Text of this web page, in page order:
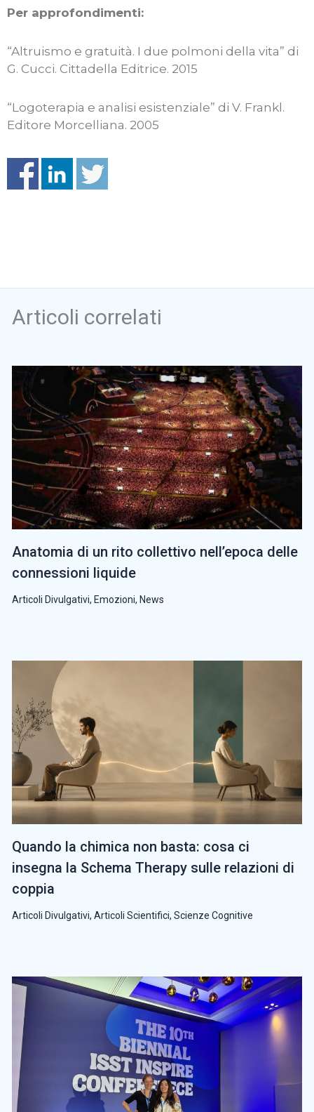
Per approfondimenti:
“Altruismo e gratuità. I due polmoni della vita” di
G. Cucci. Cittadella Editrice. 2015
“Logoterapia e analisi esistenziale” di V. Frankl.
Editore Morcelliana. 2005
Articoli correlati
Anatomia di un rito collettivo nell’epoca delle
connessioni liquide
Articoli Divulgativi, Emozioni, News
Quando la chimica non basta: cosa ci
insegna la Schema Therapy sulle relazioni di
coppia
Articoli Divulgativi, Articoli Scientifici, Scienze Cognitive